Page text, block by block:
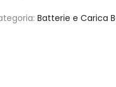
Batterie e Carica